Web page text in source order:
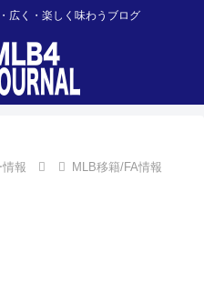
広く・楽しく味わうブログ
報 MLB移籍/FA情報